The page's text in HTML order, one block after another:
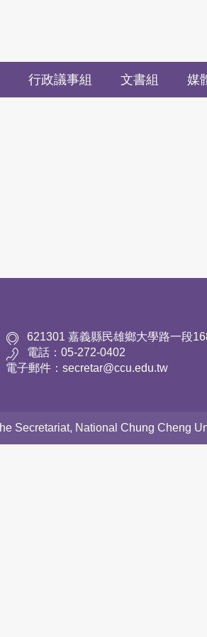
行政議事組 文書組 媒
621301 嘉義縣民雄鄉大學路一段
電話：05-272-0402
電子郵件：secretar@ccu.edu.tw
Secretariat, National Chung Cheng